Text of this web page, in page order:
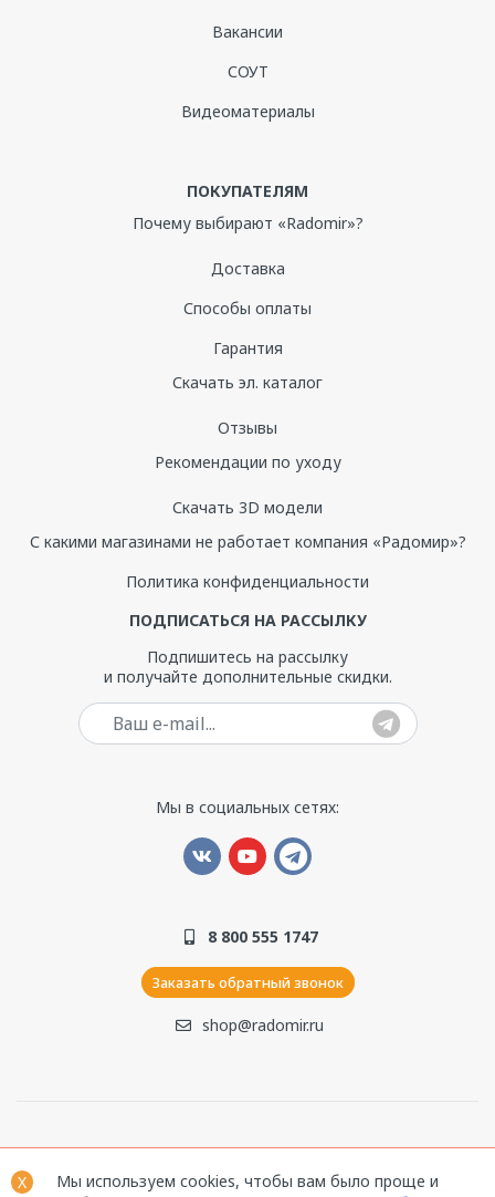
Вакансии
СОУТ
Видеоматериалы
ПОКУПАТЕЛЯМ
Почему выбирают «Radomir»?
Доставка
Способы оплаты
Гарантия
Скачать эл. каталог
Отзывы
Рекомендации по уходу
Скачать 3D модели
С какими магазинами не работает компания «Радомир»?
Политика конфиденциальности
ПОДПИСАТЬСЯ НА РАССЫЛКУ
Подпишитесь на рассылку
и получайте дополнительные скидки.
Мы в социальных сетях:
8 800 555 1747
Заказать обратный звонок
shop@radomir.ru
защищены.
X
Мы используем cookies, чтобы вам было проще и